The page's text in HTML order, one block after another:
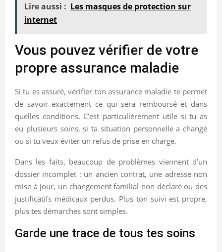
Lire aussi : Les masques de protection sur
internet
Vous pouvez vérifier de votre
propre assurance maladie
Si tu es assuré, vérifier ton assurance maladie te permet
de savoir exactement ce qui sera remboursé et dans
quelles conditions. C’est particulièrement utile si tu as
eu plusieurs soins, si ta situation personnelle a changé
ou si tu veux éviter un refus de prise en charge.
Dans les faits, beaucoup de problèmes viennent d’un
dossier incomplet : un ancien contrat, une adresse non
mise à jour, un changement familial non déclaré ou des
justificatifs médicaux perdus. Plus ton suivi est propre,
plus tes démarches sont simples.
Garde une trace de tous tes soins